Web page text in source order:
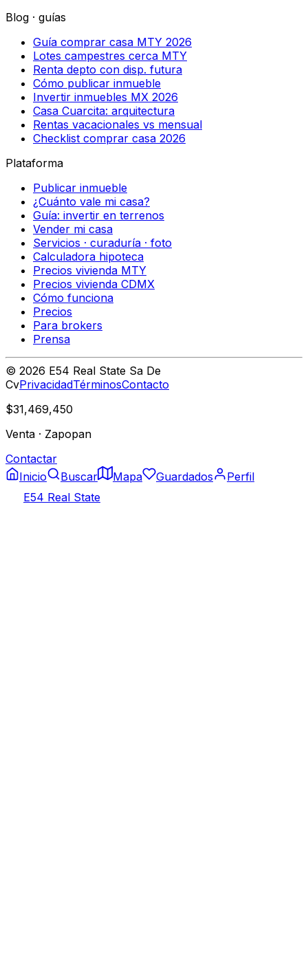
Blog · guías
Guía comprar casa MTY 2026
Lotes campestres cerca MTY
Renta depto con disp. futura
Cómo publicar inmueble
Invertir inmuebles MX 2026
Casa Cuarcita: arquitectura
Rentas vacacionales vs mensual
Checklist comprar casa 2026
Plataforma
Publicar inmueble
¿Cuánto vale mi casa?
Guía: invertir en terrenos
Vender mi casa
Servicios · curaduría · foto
Calculadora hipoteca
Precios vivienda MTY
Precios vivienda CDMX
Cómo funciona
Precios
Para brokers
Prensa
© 2026 E54 Real State Sa De
CvPrivacidadTérminosContacto
$31,469,450
Venta · Zapopan
Contactar
Inicio
Buscar Mapa Guardados
Perfil
E54 Real State